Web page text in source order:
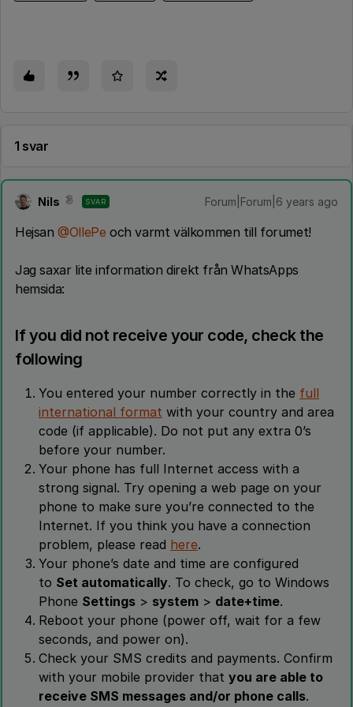
1 svar
Nils SVAR Forum|Forum|6 years ago
Hejsan@OllePe och varmt välkommen till forumet!
Jag saxar lite information direkt från WhatsApps
hemsida:
If you did not receive your code, check the
following
You entered your number correctly in the full
international format with your country and area
code (if applicable). Do not put any extra 0’s
before your number.
Your phone has full Internet access with a
strong signal. Try opening a web page on your
phone to make sure you’re connected to the
Internet. If you think you have a connection
problem, please read here.
Your phone’s date and time are configured
to Set automatically. To check, go to Windows
Phone Settings > system > date+time.
Reboot your phone (power off, wait for a few
seconds, and power on).
Check your SMS credits and payments. Confirm
with your mobile provider that you are able to
receive SMS messages and/or phone calls.